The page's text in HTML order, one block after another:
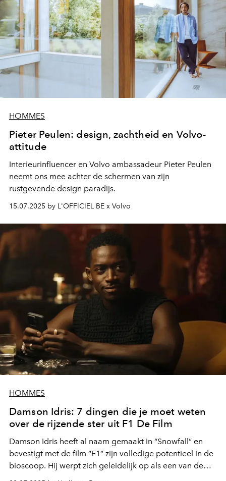
HOMMES
Pieter Peulen: design, zachtheid en Volvo-
attitude
Interieurinfluencer en Volvo ambassadeur Pieter Peulen
neemt ons mee achter de schermen van zijn
rustgevende design paradijs.
15.07.2025 by L'OFFICIEL BE x Volvo
HOMMES
Damson Idris: 7 dingen die je moet weten
over de rijzende ster uit F1 De Film
Damson Idris heeft al naam gemaakt in “Snowfall” en
bevestigt met de film “F1” zijn volledige potentieel in de
bioscoop. Hij werpt zich geleidelijk op als een van de